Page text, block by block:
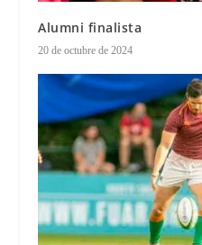
Alumni finalista
20 de octubre de 2024